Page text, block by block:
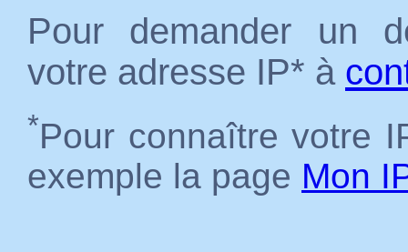
Pour demander un
votre adresse IP* à
*Pour connaître votre
exemple la page Mon